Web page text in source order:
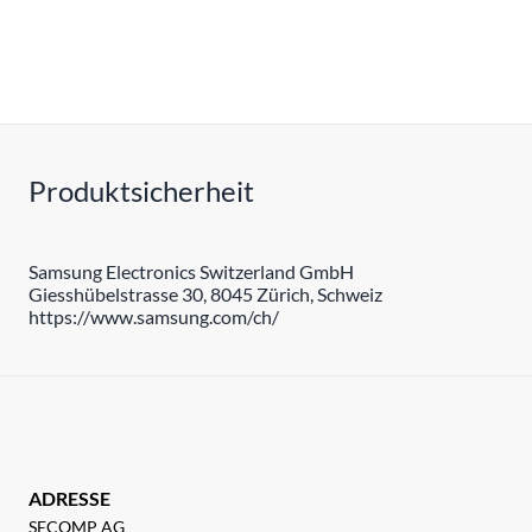
Produktsicherheit
Samsung Electronics Switzerland GmbH
Giesshübelstrasse 30, 8045 Zürich, Schweiz
https://www.samsung.com/ch/
ADRESSE
SECOMP AG